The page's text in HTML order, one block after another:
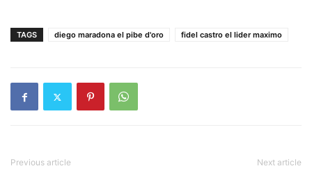
TAGS diego maradona el pibe d'oro fidel castro el lider maximo
Previous article Next article